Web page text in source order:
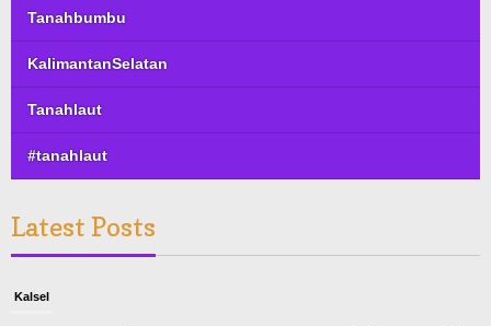
Tanahbumbu
KalimantanSelatan
Tanahlaut
#tanahlaut
Latest Posts
Kalsel